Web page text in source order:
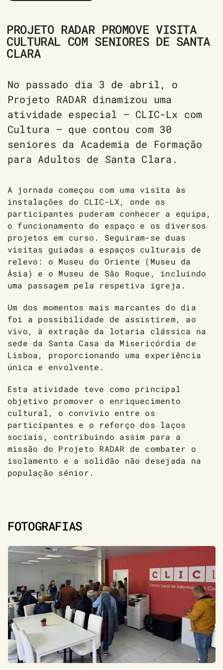
PROJETO RADAR PROMOVE VISITA
CULTURAL COM SENIORES DE SANTA
CLARA
No passado dia 3 de abril, o
Projeto RADAR dinamizou uma
atividade especial – CLIC-Lx com
Cultura – que contou com 30
seniores da Academia de Formação
para Adultos de Santa Clara.
A jornada começou com uma visita às
instalações do CLIC-LX, onde os
participantes puderam conhecer a equipa,
o funcionamento do espaço e os diversos
projetos em curso. Seguiram-se duas
visitas guiadas a espaços culturais de
relevo: o Museu do Oriente (Museu da
Ásia) e o Museu de São Roque, incluindo
uma passagem pela respetiva igreja.
Um dos momentos mais marcantes do dia
foi a possibilidade de assistirem, ao
vivo, à extração da lotaria clássica na
sede da Santa Casa da Misericórdia de
Lisboa, proporcionando uma experiência
única e envolvente.
Esta atividade teve como principal
objetivo promover o enriquecimento
cultural, o convívio entre os
participantes e o reforço dos laços
sociais, contribuindo assim para a
missão do Projeto RADAR de combater o
isolamento e a solidão não desejada na
população sénior.
FOTOGRAFIAS